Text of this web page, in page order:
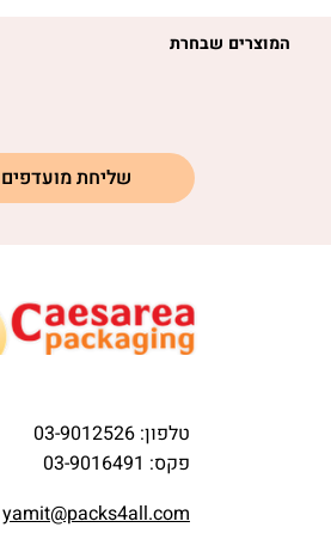
המוצרים שבחרת
שליחת מועדפים
טלפון: 03-9012526
פקס: 03-9016491
yamit@packs4all.com